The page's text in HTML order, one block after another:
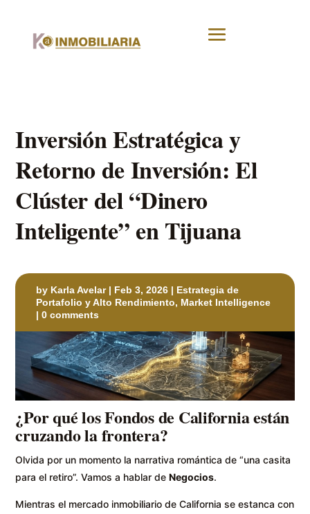
Inversión Estratégica y
Retorno de Inversión: El
Clúster del “Dinero
Inteligente” en Tijuana
by Karla Avelar| Feb 3, 2026 | Estrategia de
Portafolio y Alto Rendimiento, Market Intelligence
|0 comments
¿Por qué los Fondos de California están
cruzando la frontera?
Olvida por un momento la narrativa romántica de “una casita
para el retiro”. Vamos a hablar deNegocios.
Mientras el mercado inmobiliario de California se estanca con